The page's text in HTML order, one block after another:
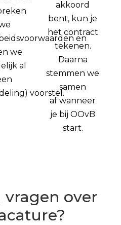
en
we
al
voorstel.
akkoord
bent, kun je
het contract
tekenen.
Daarna
stemmen we
samen
af wanneer
je bij OOvB
start.
vragen over